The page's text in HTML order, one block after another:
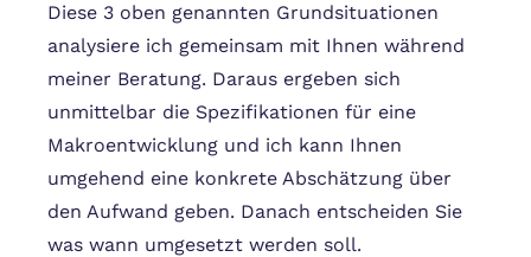
Diese 3 oben genannten Grundsituationen
analysiere ich gemeinsam mit Ihnen während
meiner Beratung. Daraus ergeben sich
unmittelbar die Spezifikationen für eine
Makroentwicklung und ich kann Ihnen
umgehend eine konkrete Abschätzung über
den Aufwand geben. Danach entscheiden Sie
was wann umgesetzt werden soll.